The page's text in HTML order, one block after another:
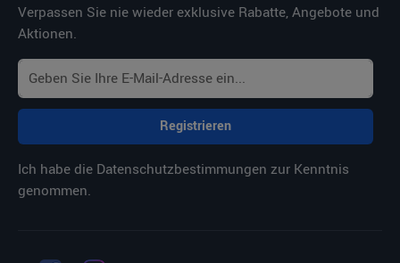
Verpassen Sie nie wieder exklusive Rabatte, Angebote und
Aktionen.
Registrieren
Ich habe die Datenschutzbestimmungen zur Kenntnis
genommen.